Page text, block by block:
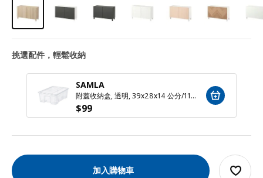
挑選配件，輕鬆收納
SAMLA
附蓋收納盒, 透明, 39x28x14 公分/11 公升
$99
加入購物車